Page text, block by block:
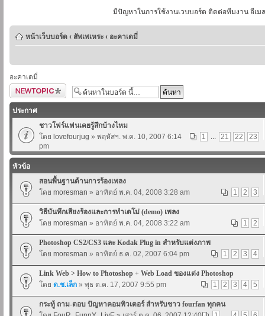
มีปัญหาในการใช้งานเวบบอร์ด ติดต่อทีมงาน อีเม
หน้าเว็บบอร์ด ‹ สัพเพเหระ ‹ อะคาเดมี่
อะคาเดมี่
ตั้งกระทู้ใหม่
ประกาศ
ชาวโฟร์แฟนเคยรู้สึกบ้างไหม
1
... 21 22 23
โดย lovefourjug » พฤหัสฯ. พ.ค. 10, 2007 6:14
pm
หัวข้อ
สอนพื้นฐานด้านการร้องเพลง
1
2 3
โดย moresman » อาทิตย์ พ.ค. 04, 2008 3:28 am
วิธีบันทึกเสียงร้องและการทำเดโม่ (demo) เพลง
1
2
โดย moresman » อาทิตย์ พ.ค. 04, 2008 3:22 am
Photoshop CS2/CS3 และ Kodak Plug in สำหรับแต่งภาพ
1
2 3 4
โดย moresman » อาทิตย์ ธ.ค. 02, 2007 6:04 pm
Link Web > How to Photoshop + Web Load ของแต่ง Photoshop
1
2 3 4 5
โดย ด.ช.เล็ก » พุธ ต.ค. 17, 2007 9:55 pm
กระทู้ ถาม-ตอบ ปัญหาคอมพิวเตอร์ สำหรับชาว fourfan ทุกคน